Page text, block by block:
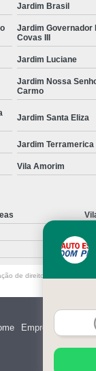
Jardim Brasil
Jardim Governador
Covas III
Jardim Luciane
Jardim Nossa
Carmo
Jardim Santa Eliza
Jardim Terramerica I
Vila Amorim
de direito autoral –
Empresa